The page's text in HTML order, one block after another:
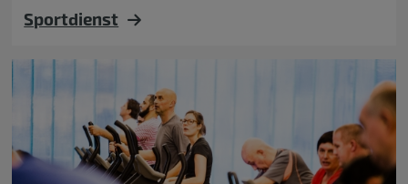
Sportdienst